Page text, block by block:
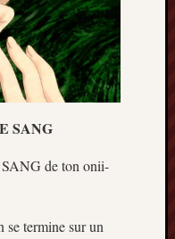
SANG
de ton onii-
se termine sur un